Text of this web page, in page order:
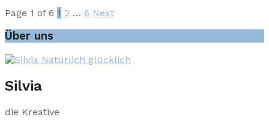
Page 1 of 6 1 2 … 6 Next
Über uns
Silvia
die Kreative